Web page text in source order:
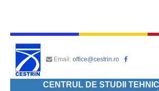
Email: office@cestrin.ro
CENTRUL DE STUDII